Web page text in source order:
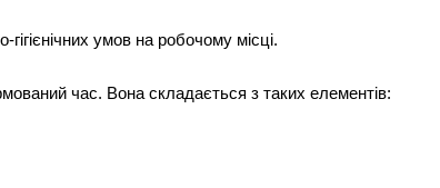
умов на робочому місці.
час. Вона складається з таких елементів: